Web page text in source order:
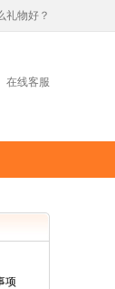
礼物好？
在线客服
项